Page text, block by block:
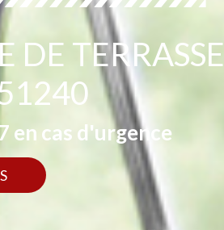
DE TERRASSE
en cas d'urgence